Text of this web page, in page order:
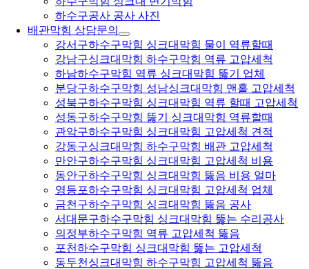
하수구공사 공사 사진
배관막힘 상담문의
강서구하수구막힘 싱크대막힘 물이 역류할때
강남구싱크대막힘 하수구막힘 역류 고압세척
하남하수구막힘 역류 싱크대막힘 뚫기 업체
분당구하수구막힘 성남싱크대막힘 맨홀 고압세척
성북구하수구막힘 싱크대막힘 역류 할때 고압세척
성동구하수구막힘 뚫기 싱크대막힘 역류할때
관악구하수구막힘 싱크대막힘 고압세척 견적
강동구싱크대막힘 하수구막힘 배관 고압세척
만안구하수구막힘 싱크대막힘 고압세척 비용
동안구하수구막힘 싱크대막힘 뚫음 비용 얼마
영등포하수구막힘 싱크대막힘 고압세척 업체
금천구하수구막힘 싱크대막힘 뚫음 공사
서대문구하수구막힘 싱크대막힘 뚫는 수리공사
의정부하수구막힘 역류 고압세척 뚫음
포천하수구막힘 싱크대막힘 뚫는 고압세척
동두천싱크대막힘 하수구막힘 고압세척 뚫음